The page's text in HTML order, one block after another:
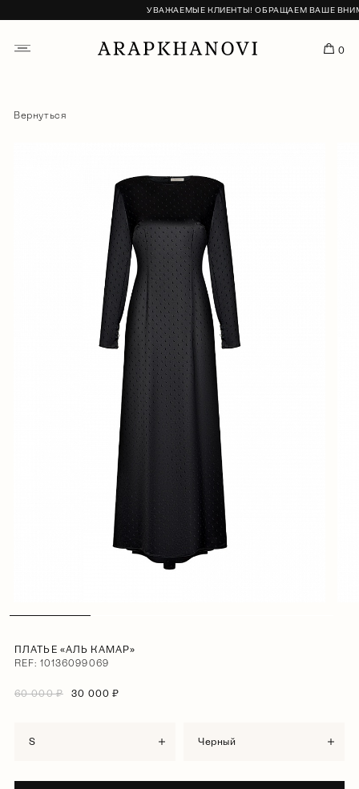
УВАЖАЕМЫЕ КЛИЕНТЫ! ОБРАЩАЕМ ВАШЕ
0
Вернуться
ПЛАТЬЕ «АЛЬ КАМАР»
REF: 10136099069
60 000 ₽ 30 000 ₽
S черный